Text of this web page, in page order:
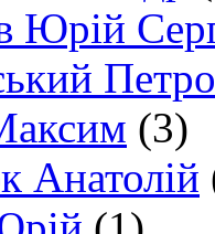
Юрій
Петро
(3)
Анатолій